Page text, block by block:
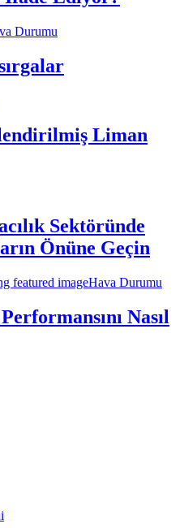
Durumu
Liman
Sektöründe
Önüne Geçin
Hava Durumu
Nasıl